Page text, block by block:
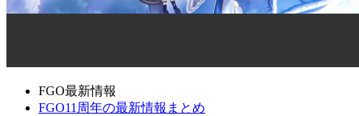
FGO最新情報
FGO11周年の最新情報まとめ